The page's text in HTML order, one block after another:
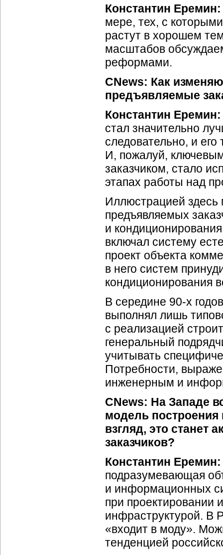
Константин
мере, тех, с
растут в хорошем
масштабов
реформами.
CNews: Как
предъявляемые
Константин
стал значительно
следовательно, и
И, пожалуй,
заказчиком, стало
этапах работы над
Иллюстрацией здесь
предъявляемых
и
включал систему
проект объекта
в него систем
кондиционирования
В середине 90-х
выполнял лишь
с реализацией
генеральный
учитывать
Потребности,
инженерным и
CNews: На Западе
модель построения
взгляд, это станет
заказчиков?
Константин
подразумевающая
и информационных
при проектировании
инфраструктурой. В
«входит в моду».
тенденцией